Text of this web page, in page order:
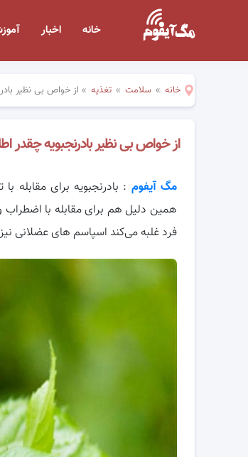
خانه اخبار
خانه » سلامت » تغذیه » از خواص بی نظیر
از خواص بی نظیر بادرنجبویه چقدر
مگ آیفوم : بادرنجبویه برای
همین دلیل هم برای مقابله با اضطراب
فرد غلبه می‌کند اسپاسم های عضلانی